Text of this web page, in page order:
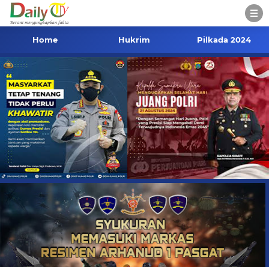
Home Hukrim Pilkada 2024